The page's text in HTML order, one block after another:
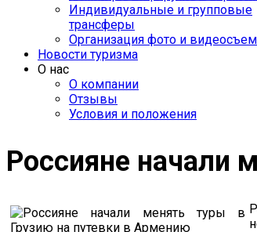
Индивидуальные и групповые
трансферы
Организация фото и
Новости туризма
О нас
О компании
Отзывы
Условия и положения
Россияне начали